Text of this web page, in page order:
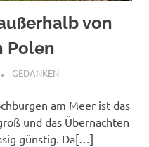
von
Polen
GEDANKEN
am Meer ist das
und das Übernachten
günstig. Da[…]